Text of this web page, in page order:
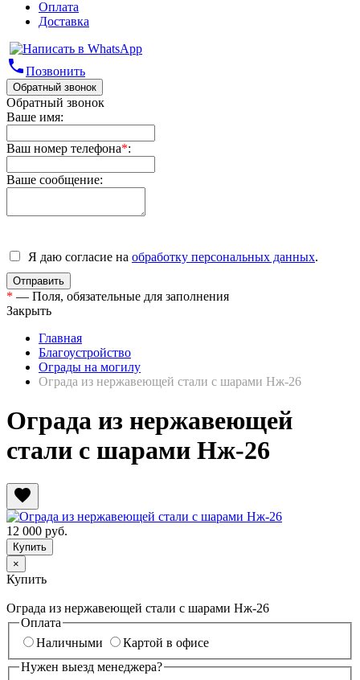
Оплата
Доставка
phoneПозвонить
Обратный звонок
Обратный звонок
Ваше имя:
Ваш номер телефона*:
Ваше сообщение:
Я даю согласие на обработку персональных данных.
* — Поля, обязательные для заполнения
Закрыть
Главная
Благоустройство
Ограды на могилу
Ограда из нержавеющей стали с шарами Нж-26
Ограда из нержавеющей
стали с шарами Нж-26
favorite
12 000 руб.
×
Купить
Ограда из нержавеющей стали с шарами Нж-26
Оплата
Наличными
Картой в офисе
Нужен выезд менеджера?